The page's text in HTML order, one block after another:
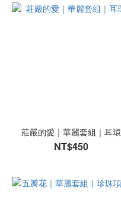
莊嚴的愛｜華麗套組｜耳環
NT$450